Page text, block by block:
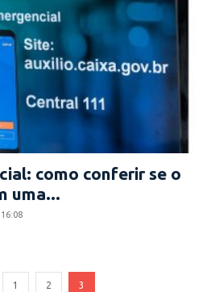
como conferir se o
uma...
1 2 3